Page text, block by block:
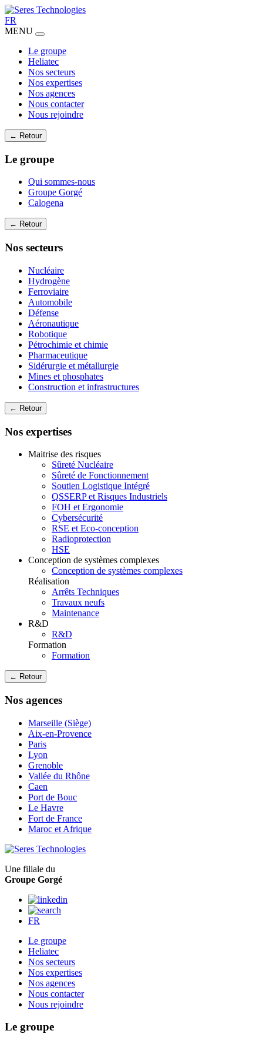
FR
MENU
Le groupe
Heliatec
Nos secteurs
Nos expertises
Nos agences
Nous contacter
Nous rejoindre
← Retour
Le groupe
Qui sommes-nous
Groupe Gorgé
Calogena
← Retour
Nos secteurs
Nucléaire
Hydrogène
Ferroviaire
Automobile
Défense
Aéronautique
Robotique
Pétrochimie et chimie
Pharmaceutique
Sidérurgie et métallurgie
Mines et phosphates
Construction et infrastructures
← Retour
Nos expertises
Maitrise des risques
Sûreté Nucléaire
Sûreté de Fonctionnement
Soutien Logistique Intégré
QSSERP et Risques Industriels
FOH et Ergonomie
Cybersécurité
RSE et Eco-conception
Radioprotection
HSE
Conception de systèmes complexes
Conception de systèmes complexes
Réalisation
Arrêts Techniques
Travaux neufs
Maintenance
R&D
R&D
Formation
Formation
← Retour
Nos agences
Marseille (Siège)
Aix-en-Provence
Paris
Lyon
Grenoble
Vallée du Rhône
Caen
Port de Bouc
Le Havre
Fort de France
Maroc et Afrique
Une filiale du
Groupe Gorgé
FR
Le groupe
Heliatec
Nos secteurs
Nos expertises
Nos agences
Nous contacter
Nous rejoindre
Le groupe